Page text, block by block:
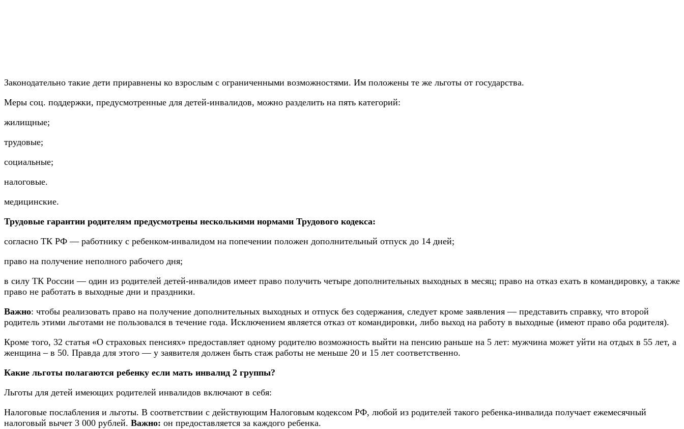
Законодательно такие дети приравнены ко взрослым с ограниченными возможностями. Им положены те же льготы от государства.
Меры соц. поддержки, предусмотренные для детей-инвалидов, можно разделить на пять категорий:
жилищные;
трудовые;
социальные;
налоговые.
медицинские.
Трудовые гарантии родителям предусмотрены несколькими нормами Трудового кодекса:
согласно ТК РФ — работнику с ребенком-инвалидом на попечении положен дополнительный отпуск до 14 дней;
право на получение неполного рабочего дня;
в силу ТК России — один из родителей детей-инвалидов имеет право получить четыре дополнительных выходных в месяц; право на отказ ехать в командировку, а также
право не работать в выходные дни и праздники.
Важно: чтобы реализовать право на получение дополнительных выходных и отпуск без содержания, следует кроме заявления — представить справку, что второй
родитель этими льготами не пользовался в течение года. Исключением является отказ от командировки, либо выход на работу в выходные (имеют право оба родителя).
Кроме того, 32 статья «О страховых пенсиях» предоставляет одному родителю возможность выйти на пенсию раньше на 5 лет: мужчина может уйти на отдых в 55 лет, а
женщина – в 50. Правда для этого — у заявителя должен быть стаж работы не меньше 20 и 15 лет соответственно.
Какие льготы полагаются ребенку если мать инвалид 2 группы?
Льготы для детей имеющих родителей инвалидов включают в себя:
Налоговые послабления и льготы. В соответствии с действующим Налоговым кодексом РФ, любой из родителей такого ребенка-инвалида получает ежемесячный
налоговый вычет 3 000 рублей. Важно: он предоставляется за каждого ребенка.